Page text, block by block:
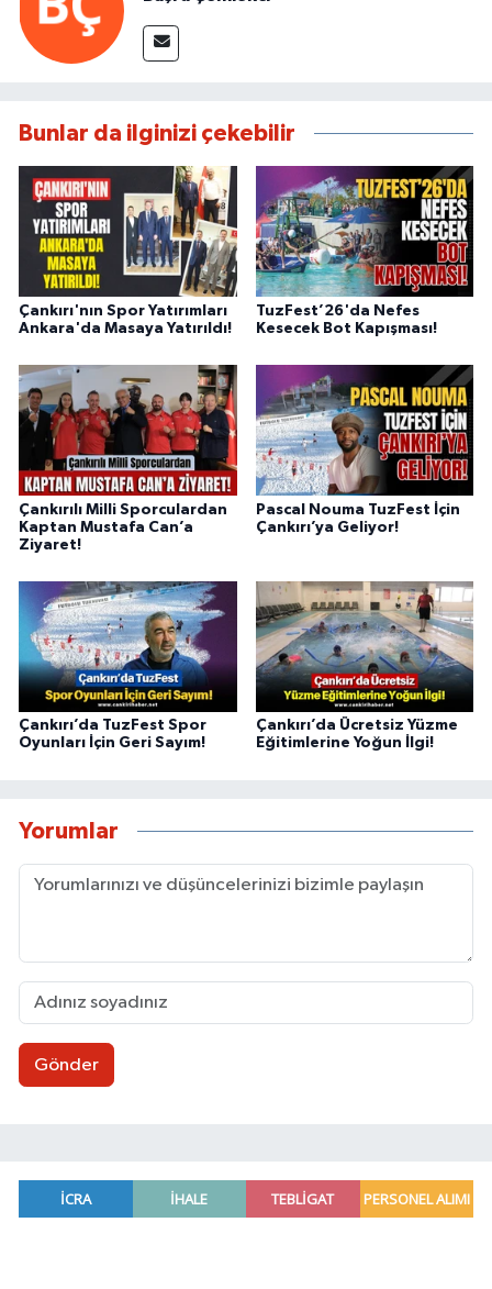
Bunlar da ilginizi çekebilir
Çankırı'nın Spor Yatırımları
Ankara'da Masaya Yatırıldı!
TuzFest’26'da Nefes
Kesecek Bot Kapışması!
Çankırılı Milli Sporculardan
Kaptan Mustafa Can’a
Ziyaret!
Pascal Nouma TuzFest İçin
Çankırı’ya Geliyor!
Çankırı’da TuzFest Spor
Oyunları İçin Geri Sayım!
Çankırı’da Ücretsiz Yüzme
Eğitimlerine Yoğun İlgi!
Yorumlar
Gönder